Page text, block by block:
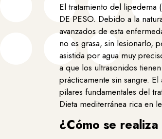
El tratamiento del lipedema
DE PESO. Debido a la
avanzados de esta
no es grasa, sin lesionarlo,
asistida por agua muy
a que los ultrasonidos
prácticamente sin sangre.
pilares fundamentales del
Dieta mediterránea rica en
¿Cómo se